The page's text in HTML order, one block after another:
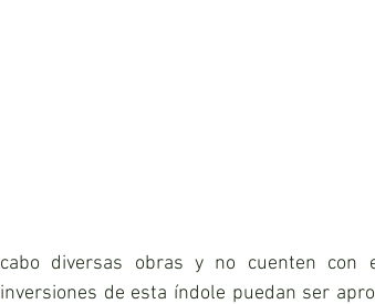
cabo diversas obras y no cuenten con
inversiones de esta índole puedan ser